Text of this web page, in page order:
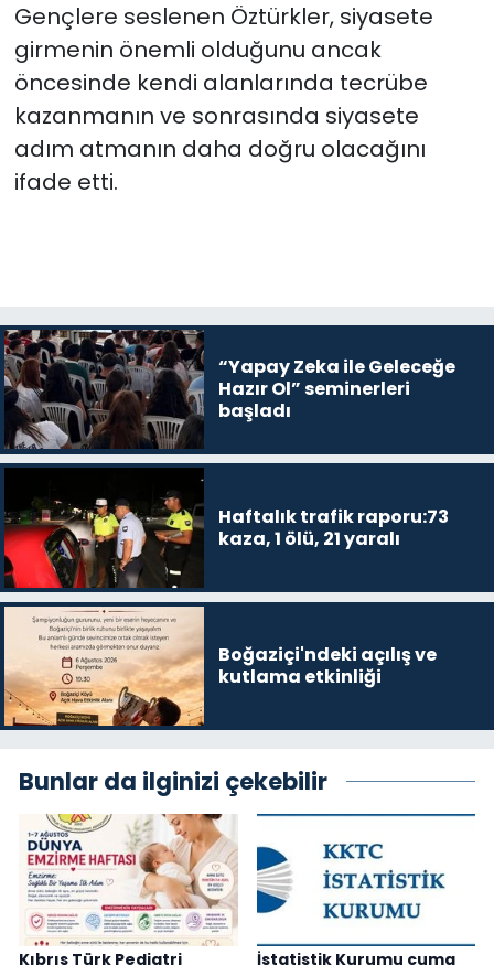
Gençlere seslenen Öztürkler, siyasete
girmenin önemli olduğunu ancak
öncesinde kendi alanlarında tecrübe
kazanmanın ve sonrasında siyasete
adım atmanın daha doğru olacağını
ifade etti.
“Yapay Zeka ile Geleceğe
Hazır Ol” seminerleri
başladı
Haftalık trafik raporu:73
kaza, 1 ölü, 21 yaralı
Boğaziçi'ndeki açılış ve
kutlama etkinliği
Bunlar da ilginizi çekebilir
Kıbrıs Türk Pediatri
İstatistik Kurumu cuma